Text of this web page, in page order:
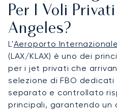
Per I Voli
Angeles?
L'Aeroporto
(LAX/KLAX) è uno dei
per i jet privati che
selezione di FBO
separato e controllato
principali, garantendo un